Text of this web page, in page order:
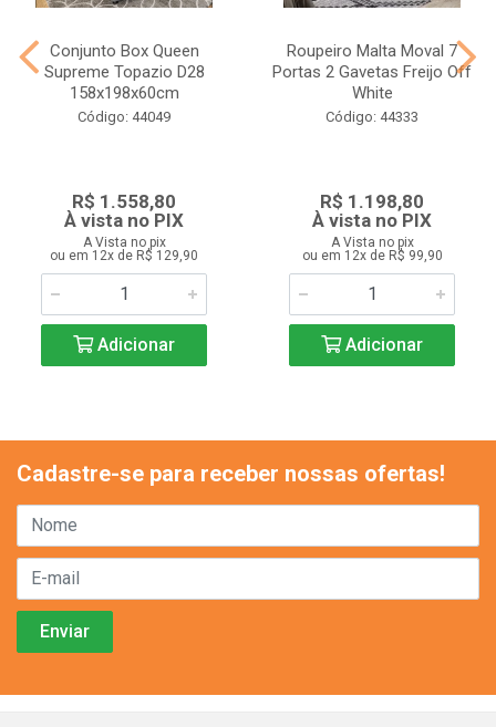
Conjunto Box Queen
Supreme Topazio D28
158x198x60cm
Código: 44049
R$ 1.558,80
À vista no PIX
A Vista no pix
ou em 12x de R$ 129,90
Adicionar
Roupeiro Malta Moval 7
Portas 2 Gavetas Freijo Off
White
Código: 44333
R$ 1.198,80
À vista no PIX
A Vista no pix
ou em 12x de R$ 99,90
Adicionar
Cadastre-se para receber nossas ofertas!